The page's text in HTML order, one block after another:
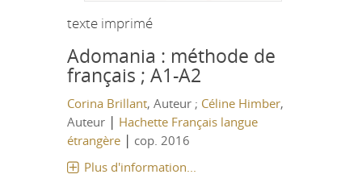
texte imprimé
Adomania : méthode de
français ; A1-A2
Corina Brillant, Auteur ; Céline Himber,
Auteur | Hachette Français langue
étrangère| cop. 2016
Plus d'information...